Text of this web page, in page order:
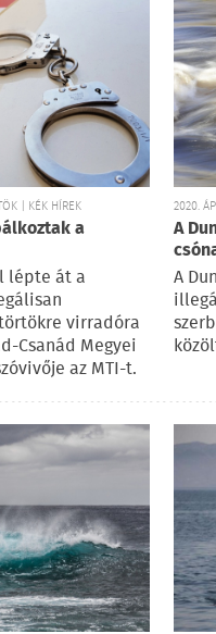
| KÉK HÍREK
a
lépte át a
virradóra
Csanád Megyei
az MTI-t.
2020.
A
A